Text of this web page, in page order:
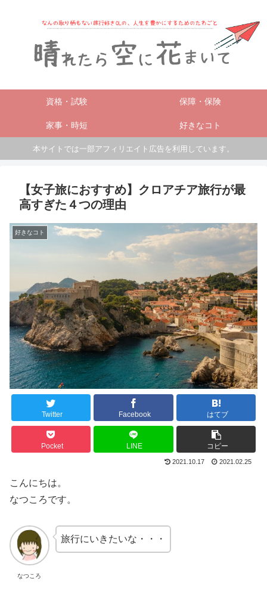
資格・試験 保障・保険
家事・時短 好きなコト
本サイトでは一部アフィリエイト広告を利用しています。
【女子旅におすすめ】クロアチア旅行が最
高すぎた４つの理由
好きなコト
Twitter Facebook はてブ
Pocket LINE コピー
2021.10.17 2021.02.25
こんにちは。
なつころです。
なつころ
旅行にいきたいな・・・